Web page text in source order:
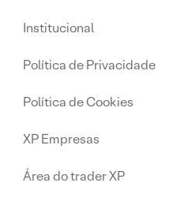
Institucional
Política de Privacidade
Política de Cookies
XP Empresas
Área do trader XP